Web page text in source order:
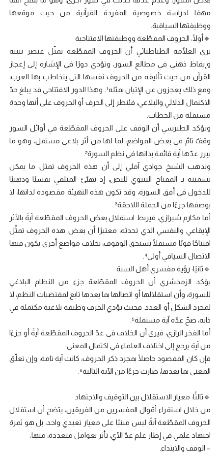
مهمًا لدراسة خصوصية المفردة القرآنية من حيث موقعها
ووظيفتها السياقية.
🔹أولًا: الحروف المقطّعة ووظيفتها الافتتاحية
يرى العلّامة الطباطبائي أن الحروف المقطّعة تمثّل عنصر تنبيه
وإيقاظ ذهني في مطالع السور، وتؤدي دورًا في الإشارة إلى إعجاز
القرآن من حيث تأليفه من الحروف نفسها التي يتخاطب بها العرب،
ومع ذلك يعجزون عن الإتيان بمثله¹. وهذا الدور الافتتاحي قد يبلغ حدّ
الاكتمال الدلالي والبلاغي، فيُنظر إلى الحرف أو الحروف على أنها وحدة
مستقلة من الخطاب.
ويؤكد الطبرسي أن الوقف على الحروف المقطّعة في أوائل السور
وقفٌ تامّ في بعض المواضع، لما لها من أثر بلاغي مستقل، وهو ما
يبرر عدّها آية قائمة بذاتها في نظم السورة².
ويذهب الشيخ جوادي آملي إلى أن هذه الحروف تمثل ما يمكن
تسميته بـ المفتاح البنيوي للنص، إذ تهيّئ المتلقي نفسيًا وذهنيًا
للدخول في أفق السورة، وقد تكون هذه التهيئة مقصودة لذاتها، لا
بوصفها جزءًا من الجملة اللاحقة³.
أما مكارم شيرازي، فيربط استقلال بعض الحروف المقطّعة آيةً بالأثر
الإيقاعي والنفسي الذي تحدثه، معتبرًا أن بعض هذه الحروف تمثّل
افتتاحًا قويًا مستقلًا يستحق الوقوف، بخلاف مواضع أخرى يكون فيها
الاتصال السياقي أولى⁴.
🔹ثانيًا: رؤية مفسري أهل السنة
يؤكد الزمخشري أن الحروف المقطّعة جزء من النظام البلاغي
للسورة، وأن استقلالها أو اتصالها بما بعدها تابع لمقتضيات النظم، لا
لمجرد الشكل أو العدد. فحيث يؤدي الحرف وظيفة بلاغية مكتملة في
ذاته، صحّ عدّه آية مستقلة⁵.
أما الفخر الرازي، فيرى أن الخلاف في عدّ الحروف المقطّعة آيةً أو جزءًا
من آية يرجع إلى اختلاف العلماء في اكتمال المعنى:
فإن كان المقصود حاصلًا بمجرد ذكر الحروف، كانت آية تامة، وإن تعلّق
المعنى بما بعدها، صارت جزءًا من الآية التالية⁶.
🔹ثالثًا: معيار الاستقلال بين التوقيف والاجتهاد
من خلال استقراء أقوال المفسرين من الفريقين، يتضح أن استقلال
الحروف المقطّعة آيةً ليس مبنيًا على معيار تعبدي واحد، بل هو ثمرة
اجتهاد علمي في إطار علم عدّ الآي، تأثر بعوامل متعددة، منها:
– الوقف والابتداء.